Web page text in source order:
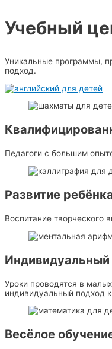
Учебный
Уникальные программы,
подход.
Педагоги с большим
Развитие
Воспитание творческого
Индивидуальный
Уроки проводятся в
индивидуальный подход
Весёлое